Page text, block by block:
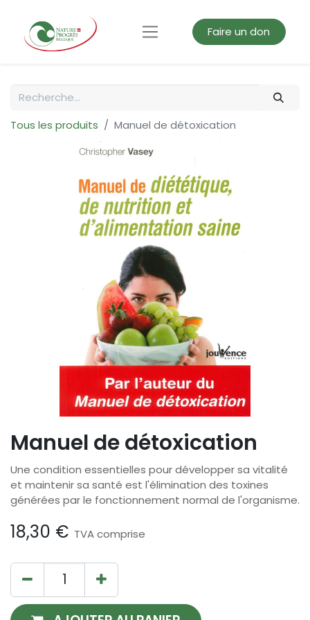
Faire un don
Tous les produits Manuel de détoxication
Manuel de détoxication
Une condition essentielles pour développer sa vitalité
et maintenir sa santé est l'élimination des toxines
générées par le fonctionnement normal de l'organisme.
18,30 € TVA comprise